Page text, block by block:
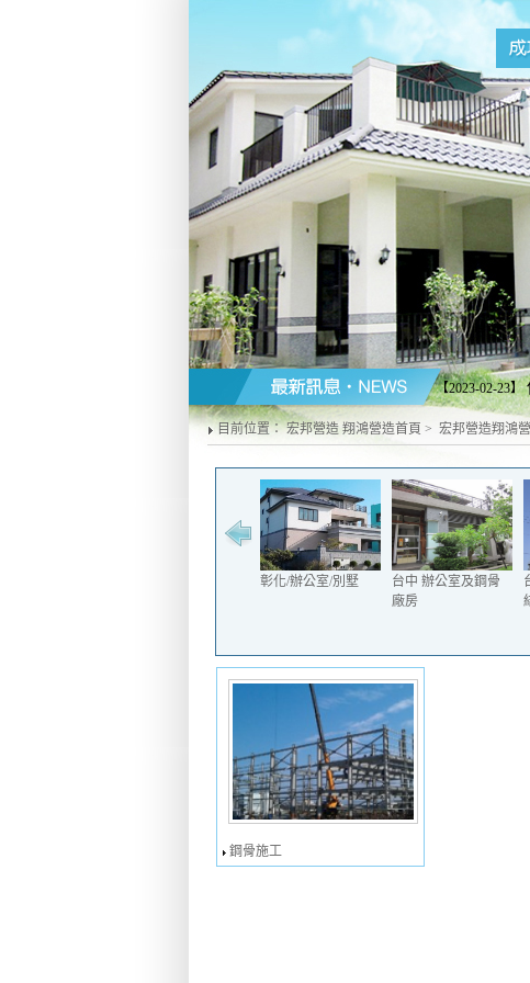
【2023-02-23】
營造商配合
目前位置： 宏邦營造 翔鴻營造首頁 > 宏邦營造翔鴻
彰化/辦公室/別墅
台中 辦公室及鋼骨
廠房
鋼骨施工